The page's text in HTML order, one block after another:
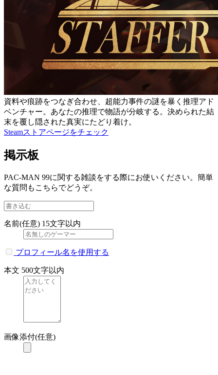
資料や痕跡をつなぎ合わせ、超能力事件の謎を暴く推理アド
ベンチャー。あなたの推理で物語が分岐する。決められた結
末を覆し隠された真実にたどり着け。
Steamストアページをチェック
掲示板
PAC-MAN 99に関する雑談をする際にお使いください。簡単
な質問もこちらでどうぞ。
名前(任意) 15文字以内
プロフィール名を使用する
本文 500文字以内
画像添付(任意)